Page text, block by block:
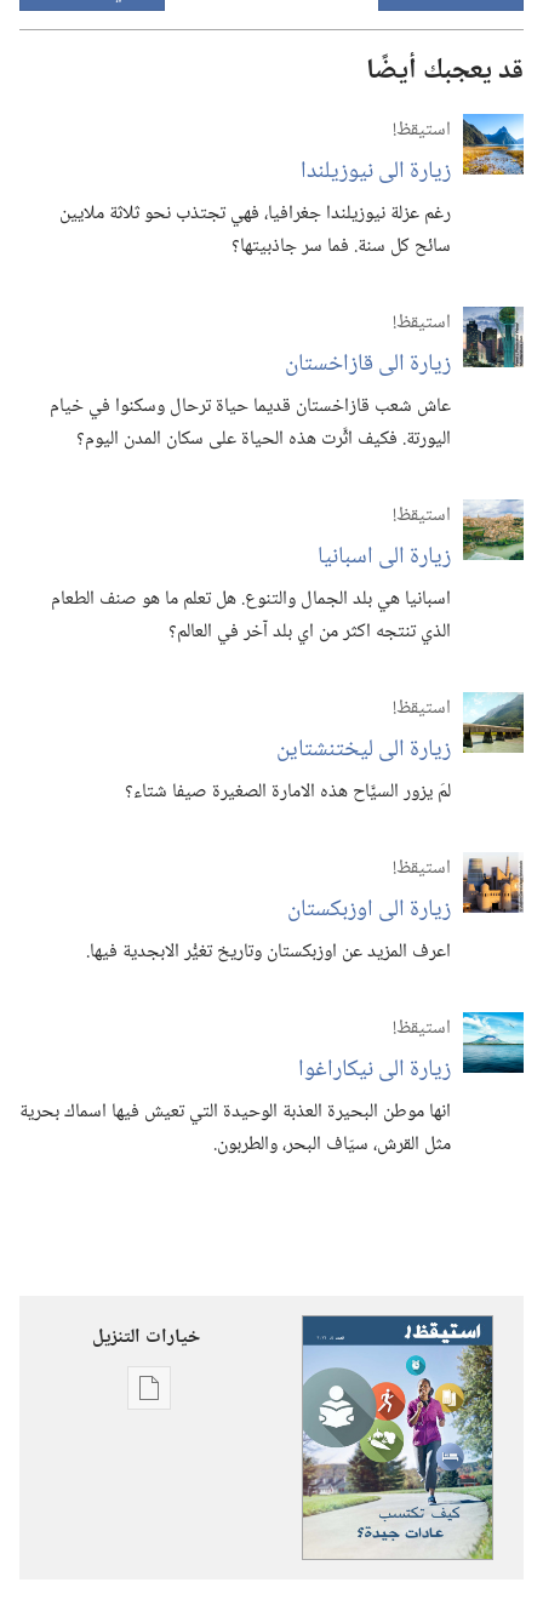
قد يعجبك أيضًا
استيقظ‏!‏
زيارة الى نيوزيلندا
رغم عزلة نيوزيلندا جغرافيا،‏ فهي تجتذب نحو ثلاثة ملايين
سائح كل سنة.‏ فما سر جاذبيتها؟‏
استيقظ‏!‏
زيارة الى قازاخستان
عاش شعب قازاخستان قديما حياة ترحال وسكنوا في خيام
اليورتة.‏ فكيف اثَّرت هذه الحياة على سكان المدن اليوم؟‏
استيقظ‏!‏
زيارة الى اسبانيا
اسبانيا هي بلد الجمال والتنوع.‏ هل تعلم ما هو صنف الطعام
الذي تنتجه اكثر من اي بلد آخر في العالم؟‏
استيقظ‏!‏
زيارة الى ليختنشتاين
لمَ يزور السيَّاح هذه الامارة الصغيرة صيفا شتاء؟‏
استيقظ‏!‏
زيارة الى اوزبكستان
اعرف المزيد عن اوزبكستان وتاريخ تغيُّر الابجدية فيها.‏
استيقظ‏!‏
زيارة الى نيكاراغوا
انها موطن البحيرة العذبة الوحيدة التي تعيش فيها اسماك بحرية
مثل القرش،‏ سيّاف البحر،‏ والطربون.‏
خيارات التنزيل
خيارات